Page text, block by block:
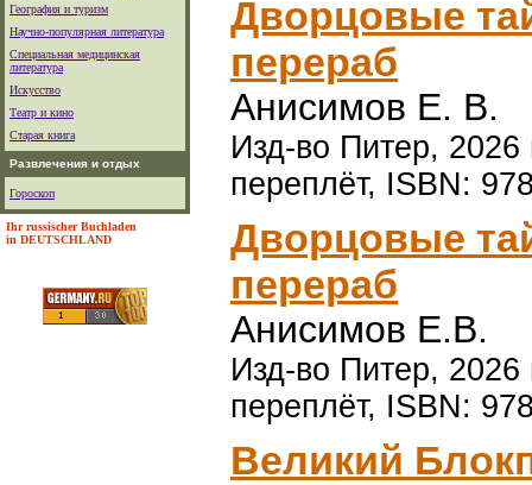
География и туризм
Научно-популярная литература
Специальная медицинская
литература
Искусство
Театр и кино
Старая книга
Развлечения и отдых
Гороскоп
Ihr russischer Buchladen
in DEUTSCHLAND
Дворцовые
перераб
Анисимов Е. В.
Изд-во Питер, 2026
переплёт, ISBN:
Дворцовые
перераб
Анисимов Е.В.
Изд-во Питер, 2026
переплёт, ISBN:
Великий